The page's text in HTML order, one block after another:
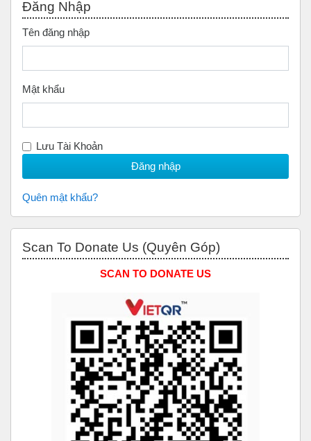
Đăng Nhập
Tên đăng nhập
Mật khẩu
Lưu Tài Khoản
Quên mật khẩu?
Scan To Donate Us (Quyên Góp)
SCAN TO DONATE US